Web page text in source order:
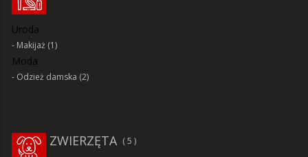
Uroda
Makijaż (1)
Moda
Odzież damska (2)
ZWIERZĘTA 5